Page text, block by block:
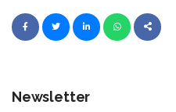
Newsletter